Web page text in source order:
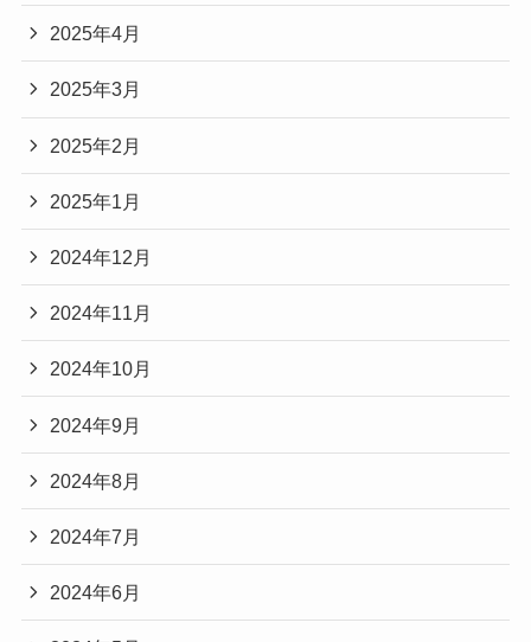
2025年4月
2025年3月
2025年2月
2025年1月
2024年12月
2024年11月
2024年10月
2024年9月
2024年8月
2024年7月
2024年6月